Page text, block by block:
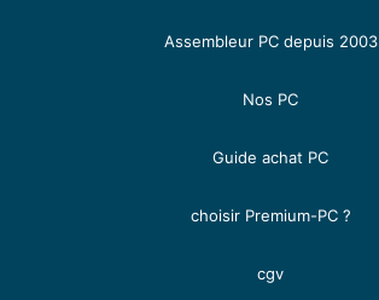
Assembleur PC depuis 2003
Nos PC
Guide achat PC
choisir Premium-PC ?
cgv